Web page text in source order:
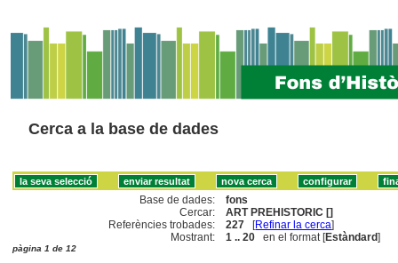
Cerca a la base de dades
Base de dades:
fons
Cercar:
ART PREHISTORIC []
Referències trobades:
227 [Refinar la cerca]
Mostrant:
1 .. 20 en el format [Estàndard]
pàgina 1 de 12